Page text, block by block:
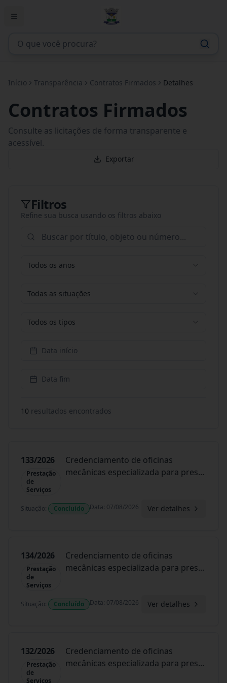
Início Transparência Contratos Firmados Detalhes
Contratos Firmados
Consulte as licitações de forma transparente e
acessível.
Exportar
Filtros
Refine sua busca usando os filtros abaixo
Todos os anos
Todas as situações
Todos os tipos
Data início
Data fim
10 resultados encontrados
133/2026
Prestação
de
Serviços
Credenciamento de oficinas
mecânicas especializada para pres...
Situação: Concluído Data: 07/08/2026 Ver detalhes
134/2026
Prestação
de
Serviços
Credenciamento de oficinas
mecânicas especializada para pres...
Situação: Concluído Data: 07/08/2026 Ver detalhes
132/2026
Prestação
de
Serviços
Credenciamento de oficinas
mecânicas especializada para pres...